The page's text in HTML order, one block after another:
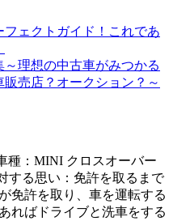
種：MINI クロスオーバー
する思い：免許を取るまで
免許を取り、車を運転する
ればドライブと洗車をする